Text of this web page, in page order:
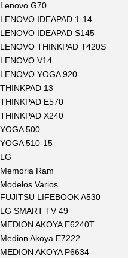
Lenovo G70
LENOVO IDEAPAD 1-14
LENOVO IDEAPAD S145
LENOVO THINKPAD T420S
LENOVO V14
LENOVO YOGA 920
THINKPAD 13
THINKPAD E570
THINKPAD X240
YOGA 500
YOGA 510-15
LG
Memoria Ram
Modelos Varios
FUJITSU LIFEBOOK A530
LG SMART TV 49
MEDION AKOYA E6240T
Medion Akoya E7222
MEDION AKOYA P6634